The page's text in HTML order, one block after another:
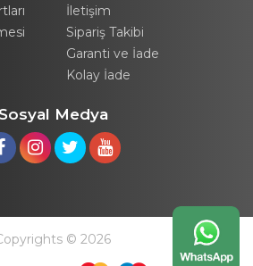
İletişim
Sipariş Takibi
Garanti ve İade
Kolay İade
Sosyal Medya
© 2026